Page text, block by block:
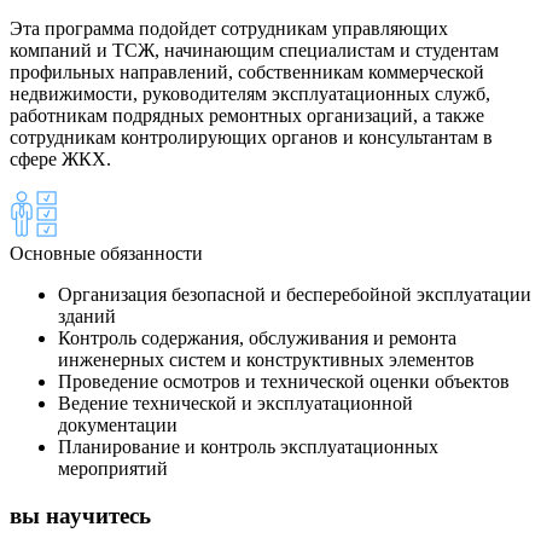
Эта программа подойдет сотрудникам управляющих
компаний и ТСЖ, начинающим специалистам и студентам
профильных направлений, собственникам коммерческой
недвижимости, руководителям эксплуатационных служб,
работникам подрядных ремонтных организаций, а также
сотрудникам контролирующих органов и консультантам в
сфере ЖКХ.
Основные обязанности
Организация безопасной и бесперебойной эксплуатации
зданий
Контроль содержания, обслуживания и ремонта
инженерных систем и конструктивных элементов
Проведение осмотров и технической оценки объектов
Ведение технической и эксплуатационной
документации
Планирование и контроль эксплуатационных
мероприятий
вы научитесь